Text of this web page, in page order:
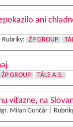
ani
Rubriky: ŽP GROUP
ŽP GROUP TÁLE A.S.
víťazne, na
Milan Gončár |